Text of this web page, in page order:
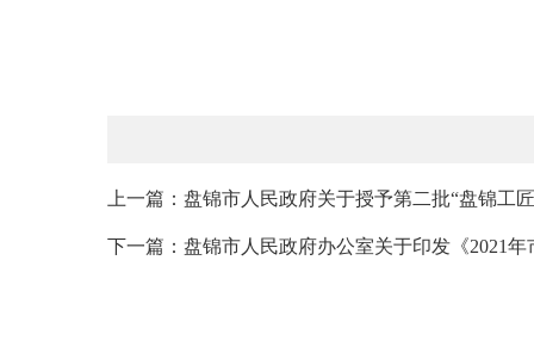
上一篇：盘锦市人民政府关于授予第二批“盘锦工
下一篇：盘锦市人民政府办公室关于印发《2021